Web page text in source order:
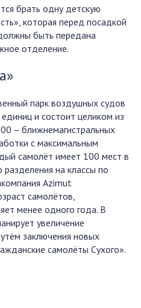
брать одну детскую
которая перед посадкой
быть передана
отделение.
парк воздушных судов
и состоит целиком из
– ближнемагистральных
с максимальным
самолёт имеет 100 мест в
разделения на классы по
Azimut
самолётов,
менее одного года. В
увеличение
заключения новых
самолёты Сухого».